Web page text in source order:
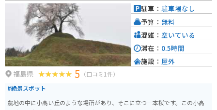
気があります。バイクで訪れた方は、海岸線を気持ちよくツーリングするの
もおすすめです。 周辺には、塩屋崎灯台やアクアマリンふくしまなど、観光
スポットも点在しています。お土産には、地元産の海産物の加工品や、いわ
き市の伝統工芸品である「いわき張子」などが人気です。
福島県 5 （口コミ1件）
#絶景スポット
農地の中に小高い丘のような場所があり、そこに立つ一本桜です。この小高
駐車： 駐車場なし
予算： 無料
混雑： 空いている
滞在： 0.5時間
施設： 屋外